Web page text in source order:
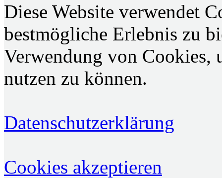
Diese Website verwendet
bestmögliche Erlebnis zu
Verwendung von Cookies,
nutzen zu können.
Datenschutzerklärung
Cookies akzeptieren